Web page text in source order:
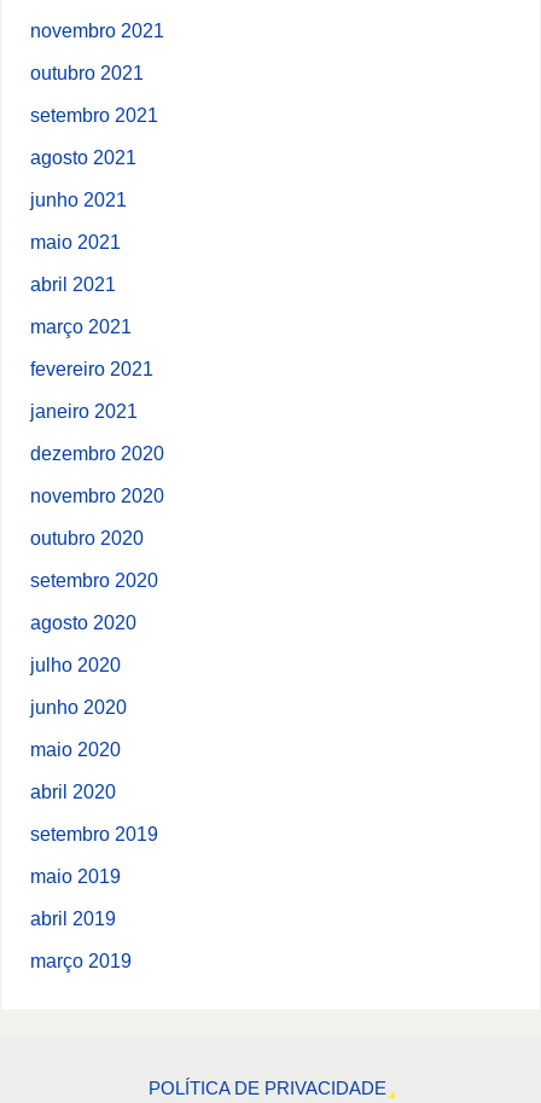
novembro 2021
outubro 2021
setembro 2021
agosto 2021
junho 2021
maio 2021
abril 2021
março 2021
fevereiro 2021
janeiro 2021
dezembro 2020
novembro 2020
outubro 2020
setembro 2020
agosto 2020
julho 2020
junho 2020
maio 2020
abril 2020
setembro 2019
maio 2019
abril 2019
março 2019
POLÍTICA DE PRIVACIDADE